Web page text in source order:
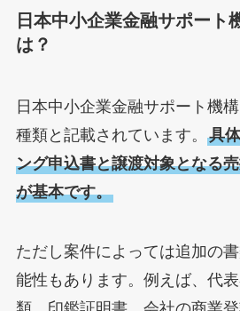
日本中小企業金融サポート
は？
日本中小企業金融サポート機
種類と記載されています。 具
ング申込書と譲渡対象となる
が基本です。
ただし案件によっては追加の
能性もあります。例えば、代